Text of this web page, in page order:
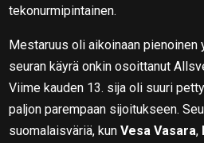
tekonurmipintainen.
Mestaruus oli aikoinaan pienoinen
seuran käyrä onkin osoittanut
Viime kauden 13. sija oli suuri
paljon parempaan sijoitukseen.
suomalaisväriä, kunVesa Vasara,